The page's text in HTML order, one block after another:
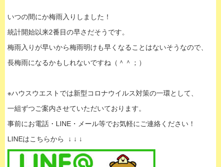
いつの間にか梅雨入りしました！
統計開始以来2番目の早さだそうです。
梅雨入りが早いから梅雨明けも早くなることはないそうなので、
長梅雨になるかもしれないですね（＾＾；）
※ハウスウエストでは新型コロナウイルス対策の一環として、
一組ずつご案内させていただいております。
事前にお電話・LINE・メール等でお気軽にご連絡ください！
LINEはこちらから ↓ ↓ ↓